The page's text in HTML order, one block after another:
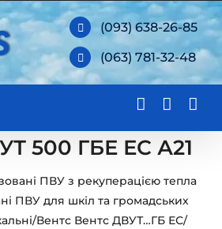
(093) 638-26-85
(063) 781-32-48
500 ГБЕ ЕС А21
ПВУ з рекуперацією тепла
ПВУ для шкіл та громадських
/Вентс Вентс ДВУТ…ГБ ЕС/